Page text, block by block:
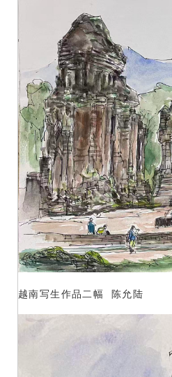
越南写生作品二幅 陈允陆